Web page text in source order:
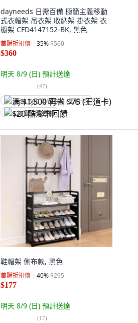
dayneeds 日需百備 極簡主義移動
式衣帽架 吊衣架 收納架 掛衣架 衣
櫥架 CFD4147152-BK, 黑色
首購折扣價 35%$560
$360
明天 8/9 (日) 預計送達
(47)
满 $1,500 再省 $75 (王道卡)
$20 酷澎幣回饋
鞋帽架 側布款, 黑色
首購折扣價 40%$295
$177
明天 8/9 (日) 預計送達
(17)